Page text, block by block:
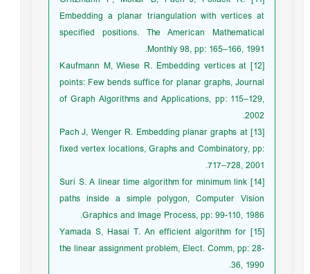
Embedding a planar triangulation with vertices at
specified positions. The American Mathematical
Monthly 98, pp: 165–166, 1991.
[12] Kaufmann M, Wiese R. Embedding vertices at
points: Few bends suffice for planar graphs, Journal
of Graph Algorithms and Applications, pp: 115–129,
2002.
[13] Pach J, Wenger R. Embedding planar graphs at
fixed vertex locations, Graphs and Combinatory, pp:
717–728, 2001.
[14] Suri S. A linear time algorithm for minimum link
paths inside a simple polygon, Computer Vision
Graphics and Image Process, pp: 99-110, 1986.
[15] Yamada S, Hasai T. An efficient algorithm for
the linear assignment problem, Elect. Comm, pp: 28-
36, 1990.